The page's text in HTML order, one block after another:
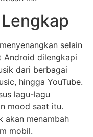
selain
Android dilengkapi
dari berbagai
hingga YouTube.
lagu-lagu
mood saat itu.
akan menambah
mobil.